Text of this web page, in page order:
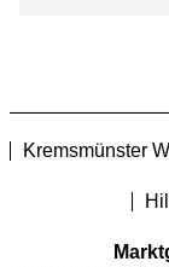
Kremsmünster